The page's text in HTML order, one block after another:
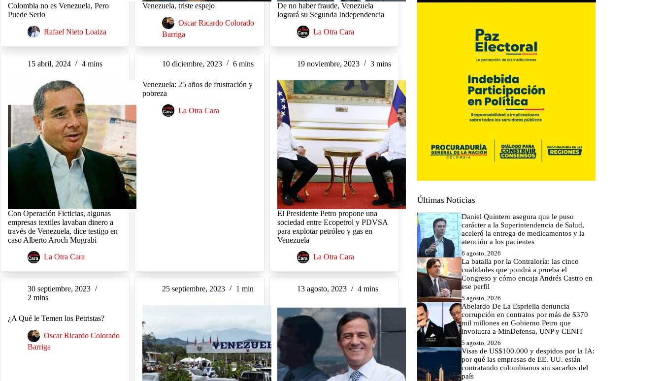
Colombia no es Venezuela, Pero
Puede Serlo
Rafael Nieto Loaiza
Venezuela, triste espejo
Oscar Ricardo Colorado
Barriga
De no haber fraude, Venezuela
logrará su Segunda Independencia
La Otra Cara
15 abril, 2024 4 mins
Con Operación Ficticias, algunas
empresas textiles lavaban dinero a
través de Venezuela, dice testigo en
caso Alberto Aroch Mugrabi
La Otra Cara
10 diciembre, 2023 6 mins
Venezuela: 25 años de frustración y
pobreza
La Otra Cara
19 noviembre, 2023 3 mins
El Presidente Petro propone una
sociedad entre Ecopetrol y PDVSA
para explotar petróleo y gas en
Venezuela
La Otra Cara
30 septiembre, 2023
2 mins
¿A Qué le Temen los Petristas?
Oscar Ricardo Colorado
Barriga
25 septiembre, 2023 1 min 13 agosto, 2023 4 mins
Últimas Noticias
Daniel Quintero asegura que le puso
carácter a la Superintendencia de Salud,
aceleró la entrega de medicamentos y la
atención a los pacientes
6 agosto, 2026
La batalla por la Contraloría: las cinco
cualidades que pondrá a prueba el
Congreso y cómo encaja Andrés Castro en
ese perfil
5 agosto, 2026
Abelardo De La Espriella denuncia
corrupción en contratos por más de $370
mil millones en Gobierno Petro que
involucra a MinDefensa, UNP y CENIT
5 agosto, 2026
Visas de US$100.000 y despidos por la IA:
por qué las empresas de EE. UU. están
contratando colombianos sin sacarlos del
país